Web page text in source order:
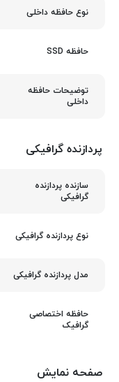
نوع حافظه داخلی
حافظه SSD
توضیحات حافظه
داخلی
پردازنده گرافیکی
سازنده پردازنده
گرافیکی
نوع پردازنده گرافیکی
مدل پردازنده گرافیکی
حافظه اختصاصی
گرافیک
صفحه نمایش